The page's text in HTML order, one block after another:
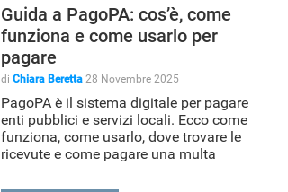
Guida a PagoPA: cos’è, come
funziona e come usarlo per
pagare
di Chiara Beretta 28 Novembre 2025
PagoPA è il sistema digitale per pagare
enti pubblici e servizi locali. Ecco come
funziona, come usarlo, dove trovare le
ricevute e come pagare una multa